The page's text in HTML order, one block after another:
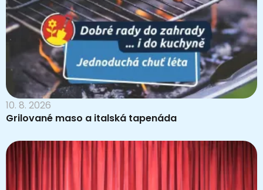
10. 8. 2026
Grilované maso a italská tapenáda